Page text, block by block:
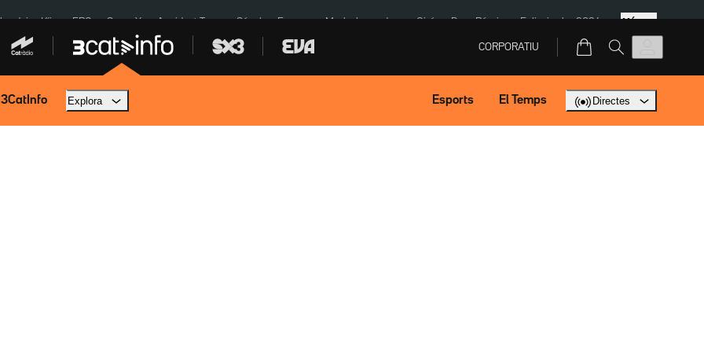
Kíiv ERC SpaceX Accident Tona Sánchez Europa Marlaska Jaume Giró Dron Rússia Eclipsi solar 2026 Més
CORPORATIU
3CatInfo Explora Esports El Temps Directes